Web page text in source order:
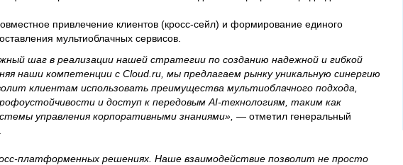
привлечение клиентов (кросс-сейл) и формирование единого
мультиоблачных сервисов.
шаг в реализации нашей стратегии по созданию надежной и гибкой
наши компетенции с Cloud.ru, мы предлагаем рынку уникальную синергию
клиентам использовать преимущества мультиоблачного подхода,
и доступ к передовым AI-технологиям, таким как
управления корпоративными знаниями», — отметил генеральный
платформенных решениях. Наше взаимодействие позволит не просто